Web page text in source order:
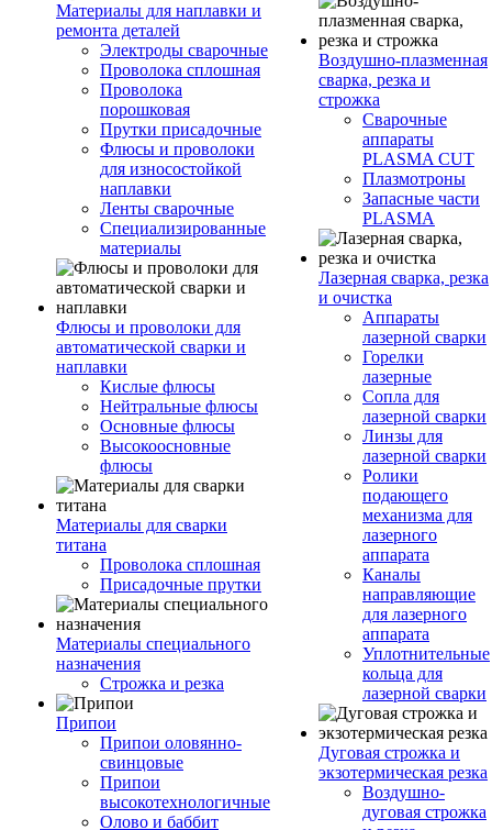
Материалы для наплавки и
ремонта деталей
Электроды сварочные
Проволока сплошная
Проволока
порошковая
Прутки присадочные
Флюсы и проволоки
для износостойкой
наплавки
Ленты сварочные
Специализированные
материалы
Флюсы и проволоки для
автоматической сварки и
наплавки
Кислые флюсы
Нейтральные флюсы
Основные флюсы
Высокоосновные
флюсы
Материалы для сварки
титана
Проволока сплошная
Присадочные прутки
Материалы специального
назначения
Строжка и резка
Припои
Припои оловянно-
свинцовые
Припои
высокотехнологичные
Олово и баббит
Воздушно-плазменная
сварка, резка и
строжка
Сварочные
аппараты
PLASMA CUT
Плазмотроны
Запасные части
PLASMA
Лазерная сварка, резка
и очистка
Аппараты
лазерной сварки
Горелки
лазерные
Сопла для
лазерной сварки
Линзы для
лазерной сварки
Ролики
подающего
механизма для
лазерного
аппарата
Каналы
направляющие
для лазерного
аппарата
Уплотнительные
кольца для
лазерной сварки
Дуговая строжка и
экзотермическая резка
Воздушно-
дуговая строжка